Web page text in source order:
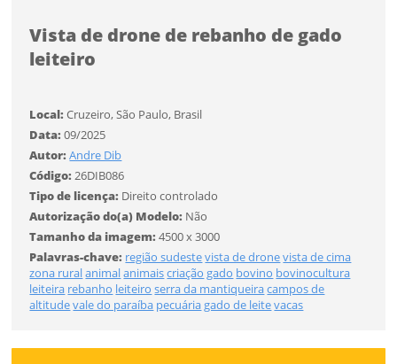
Vista de drone de rebanho de gado
leiteiro
Local:Cruzeiro, São Paulo, Brasil
Data:09/2025
Autor:Andre Dib
Código:26DIB086
Tipo de licença: Direito controlado
Autorização do(a) Modelo: Não
Tamanho da imagem:4500 x 3000
Palavras-chave: região sudestevista de dronevista de cima
zona ruralanimalanimaiscriação gado bovino bovinocultura
leiteira rebanho leiteiro serra da mantiqueiracampos de
altitudevale do paraíba pecuária gado de leitevacas
Selecione
Utilização
Formato
Tamanho
CADASTRE-SE
Desejo receber novidades sobre a Pulsar Imagens
Tamanho